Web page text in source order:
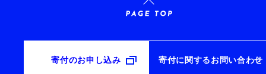
寄付のお申し込み 寄付に関するお問い合わせ